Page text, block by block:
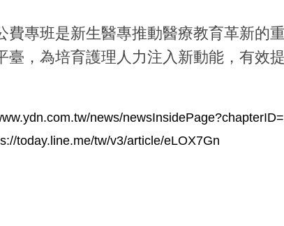
費專班是新生醫專推動醫療教育革新的
臺，為培育護理人力注入新動能，有效提
news/
today.line.me/tw/v3/article/eLOX7Gn